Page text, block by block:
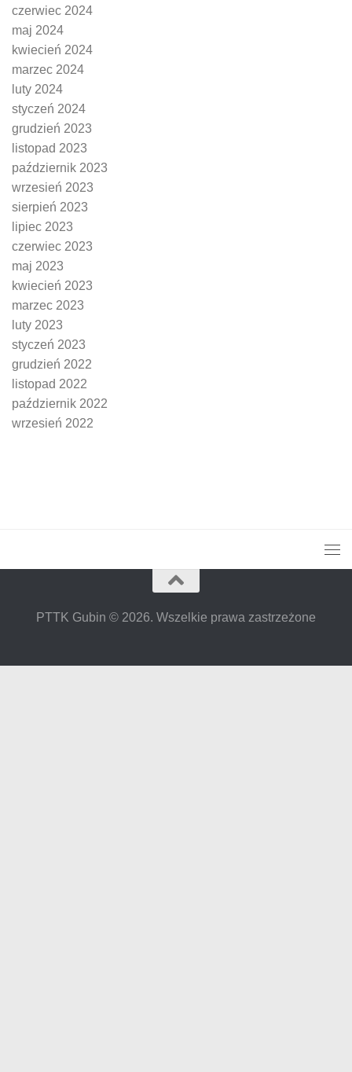
czerwiec 2024
maj 2024
kwiecień 2024
marzec 2024
luty 2024
styczeń 2024
grudzień 2023
listopad 2023
październik 2023
wrzesień 2023
sierpień 2023
lipiec 2023
czerwiec 2023
maj 2023
kwiecień 2023
marzec 2023
luty 2023
styczeń 2023
grudzień 2022
listopad 2022
październik 2022
wrzesień 2022
PTTK Gubin © 2026. Wszelkie prawa zastrzeżone